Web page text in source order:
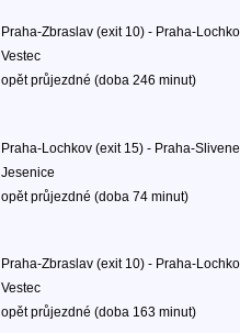
Praha-Zbraslav (exit 10) - Praha-
Vestec
opět průjezdné (doba 246 minut)
Praha-Lochkov (exit 15) - Praha-
Jesenice
opět průjezdné (doba 74 minut)
Praha-Zbraslav (exit 10) - Praha-
Vestec
opět průjezdné (doba 163 minut)